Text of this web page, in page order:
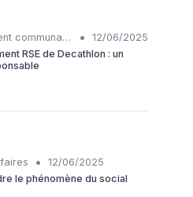
Engagement communautaire •
12/06/2025
RSE de Decathlon : un
•
12/06/2025
le phénomène du social